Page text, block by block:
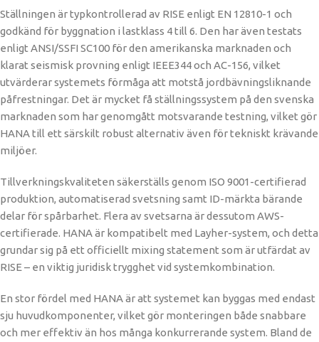
Ställningen är typkontrollerad av RISE enligt EN 12810-1 och
godkänd för byggnation i lastklass 4 till 6. Den har även testats
enligt ANSI/SSFI SC100 för den amerikanska marknaden och
klarat seismisk provning enligt IEEE344 och AC-156, vilket
utvärderar systemets förmåga att motstå jordbävningsliknande
påfrestningar. Det är mycket få ställningssystem på den svenska
marknaden som har genomgått motsvarande testning, vilket gör
HANA till ett särskilt robust alternativ även för tekniskt krävande
miljöer.
Tillverkningskvaliteten säkerställs genom ISO 9001-certifierad
produktion, automatiserad svetsning samt ID-märkta bärande
delar för spårbarhet. Flera av svetsarna är dessutom AWS-
certifierade. HANA är kompatibelt med Layher-system, och detta
grundar sig på ett officiellt mixing statement som är utfärdat av
RISE – en viktig juridisk trygghet vid systemkombination.
En stor fördel med HANA är att systemet kan byggas med endast
sju huvudkomponenter, vilket gör monteringen både snabbare
och mer effektiv än hos många konkurrerande system. Bland de